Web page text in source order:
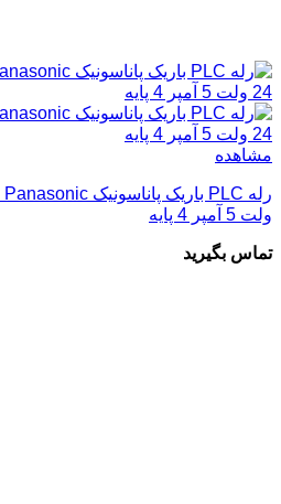
مشاهده
ولت 5 آمپر 4 پایه
تماس بگیرید